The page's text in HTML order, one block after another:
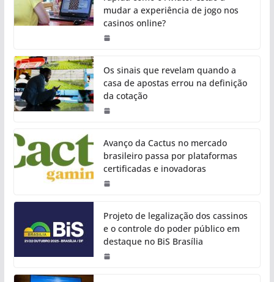
mudar a experiência de jogo nos
casinos online?
Os sinais que revelam quando a
casa de apostas errou na definição
da cotação
Avanço da Cactus no mercado
brasileiro passa por plataformas
certificadas e inovadoras
Projeto de legalização dos cassinos
e o controle do poder público em
destaque no BiS Brasília